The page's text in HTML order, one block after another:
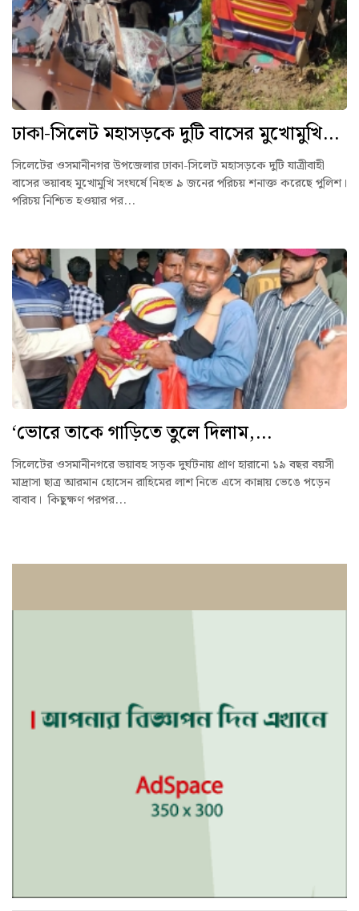
ঢাকা-সিলেট মহাসড়কে দুটি বাসের মুখোমুখি...
সিলেটের ওসমানীনগর উপজেলার ঢাকা-সিলেট মহাসড়কে দুটি যাত্রীবাহী
বাসের ভয়াবহ মুখোমুখি সংঘর্ষে নিহত ৯ জনের পরিচয় শনাক্ত করেছে পুলিশ।
পরিচয় নিশ্চিত হওয়ার পর...
‘ভোরে তাকে গাড়িতে তুলে দিলাম,...
সিলেটের ওসমানীনগরে ভয়াবহ সড়ক দুর্ঘটনায় প্রাণ হারানো ১৯ বছর বয়সী
মাদ্রাসা ছাত্র আরমান হোসেন রাহিমের লাশ নিতে এসে কান্নায় ভেঙে পড়েন
বাবাব। কিছুক্ষণ পরপর...